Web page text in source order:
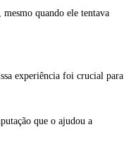
quando ele tentava
experiência foi crucial para
que o ajudou a